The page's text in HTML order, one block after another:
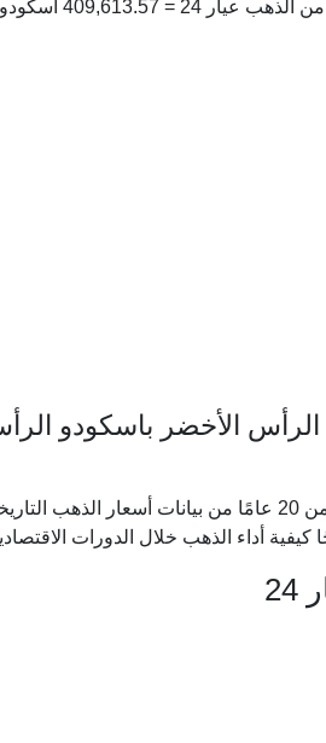
الأخضر باسكودو
يوضح المخطط التفاعلي ما يقرب من 20 عامًا من